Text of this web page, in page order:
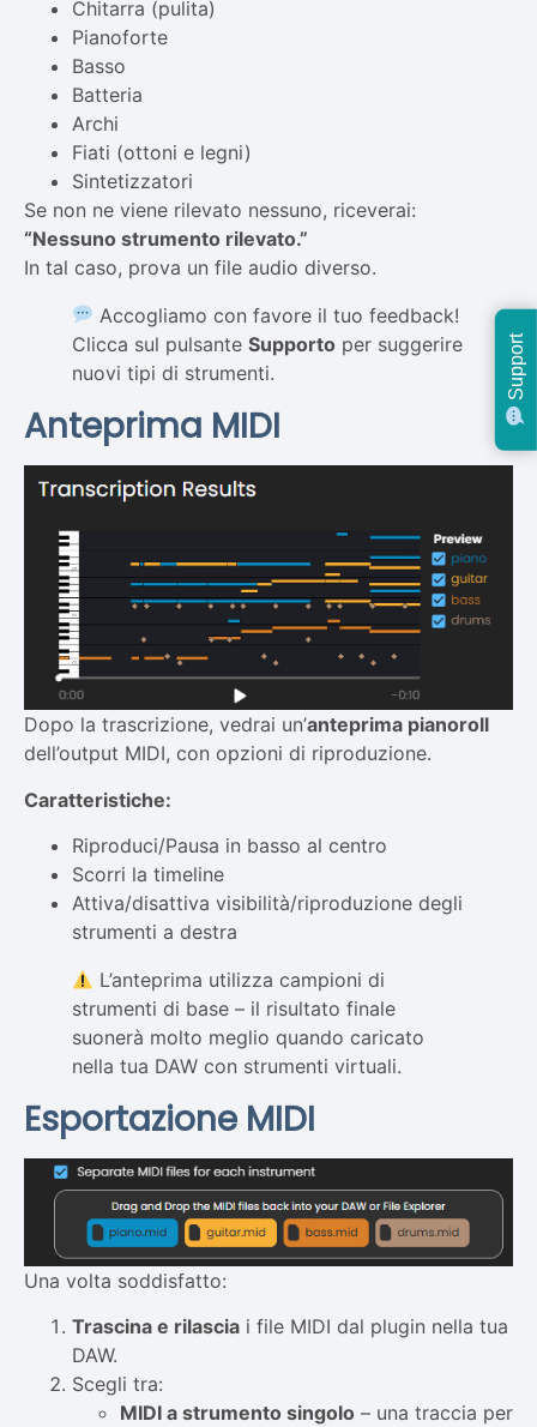
Chitarra (pulita)
Pianoforte
Basso
Batteria
Archi
Fiati (ottoni e legni)
Sintetizzatori
Se non ne viene rilevato nessuno, riceverai:
“Nessuno strumento rilevato.”
In tal caso, prova un file audio diverso.
Accogliamo con favore il tuo feedback!
Clicca sul pulsante Supporto per suggerire
nuovi tipi di strumenti.
Anteprima MIDI
Dopo la trascrizione, vedrai un’anteprima pianoroll
dell’output MIDI, con opzioni di riproduzione.
Caratteristiche:
Riproduci/Pausa in basso al centro
Scorri la timeline
Attiva/disattiva visibilità/riproduzione degli
strumenti a destra
L’anteprima utilizza campioni di
strumenti di base – il risultato finale
suonerà molto meglio quando caricato
nella tua DAW con strumenti virtuali.
Esportazione MIDI
Una volta soddisfatto:
Trascina e rilascia i file MIDI dal plugin nella tua
DAW.
Scegli tra:
MIDI a strumento singolo – una traccia per
Support